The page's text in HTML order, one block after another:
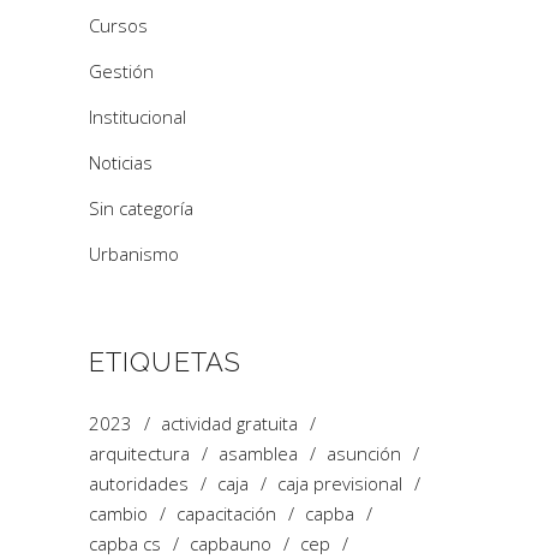
Cursos
Gestión
Institucional
Noticias
Sin categoría
Urbanismo
ETIQUETAS
2023
actividad gratuita
arquitectura
asamblea
asunción
autoridades
caja
caja previsional
cambio
capacitación
capba
capba cs
capbauno
cep